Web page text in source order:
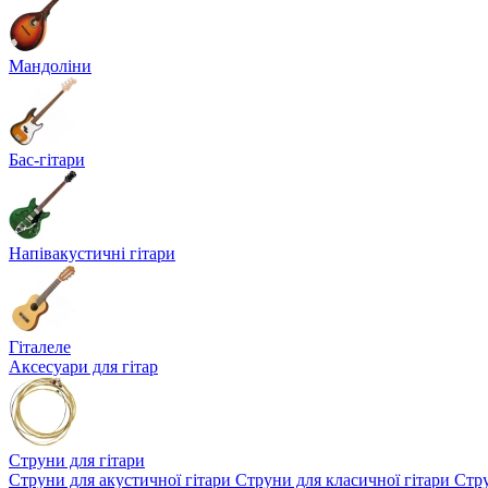
Мандоліни
Бас-гітари
Напівакустичні гітари
Гіталеле
Аксесуари для гітар
Струни для гітари
Струни для акустичної гітари Струни для класичної гітари